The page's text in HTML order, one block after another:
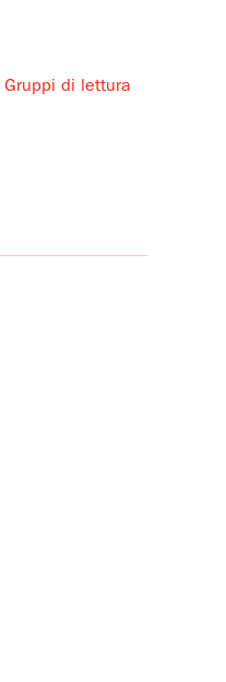
Gruppi di lettura